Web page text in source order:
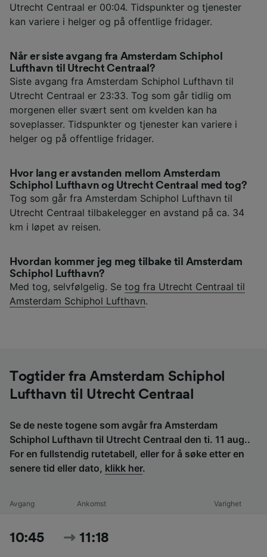
Utrecht Centraal er 00:04. Tidspunkter og tjenester
kan variere i helger og på offentlige fridager.
Når er siste avgang fra Amsterdam Schiphol
Lufthavn til Utrecht Centraal?
Siste avgang fra Amsterdam Schiphol Lufthavn til
Utrecht Centraal er 23:33. Tog som går tidlig om
morgenen eller svært sent om kvelden kan ha
soveplasser. Tidspunkter og tjenester kan variere i
helger og på offentlige fridager.
Hvor lang er avstanden mellom Amsterdam
Schiphol Lufthavn og Utrecht Centraal med tog?
Tog som går fra Amsterdam Schiphol Lufthavn til
Utrecht Centraal tilbakelegger en avstand på ca. 34
km i løpet av reisen.
Hvordan kommer jeg meg tilbake til Amsterdam
Schiphol Lufthavn?
Med tog, selvfølgelig. Se tog fra Utrecht Centraal til
Amsterdam Schiphol Lufthavn.
Togtider fra Amsterdam Schiphol
Lufthavn til Utrecht Centraal
Se de neste togene som avgår fra Amsterdam
Schiphol Lufthavn til Utrecht Centraal den ti. 11 aug..
For en fullstendig rutetabell, eller for å søke etter en
senere tid eller dato, klikk her.
Avgang Ankomst Varighet
10:45 11:18